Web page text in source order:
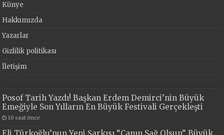
Künye
Hakkımızda
Yazarlar
Gizlilik politikası
İletişim
Posof Tarih Yazdı! Başkan Erdem Demirci’nin Büyük
Emeğiyle Son Yılların En Büyük Festivali Gerçekleşti
10 saat önce